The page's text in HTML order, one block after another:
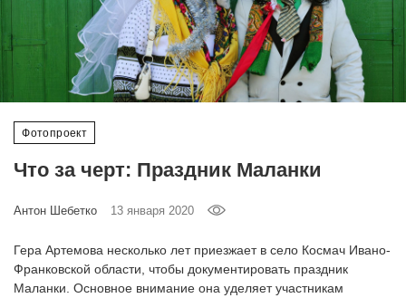
Фотопроект
Что за черт: Праздник Маланки
Антон Шебетко 13 января 2020
Гера Артемова несколько лет приезжает в село Космач Ивано-
Франковской области, чтобы документировать праздник
Маланки. Основное внимание она уделяет участникам